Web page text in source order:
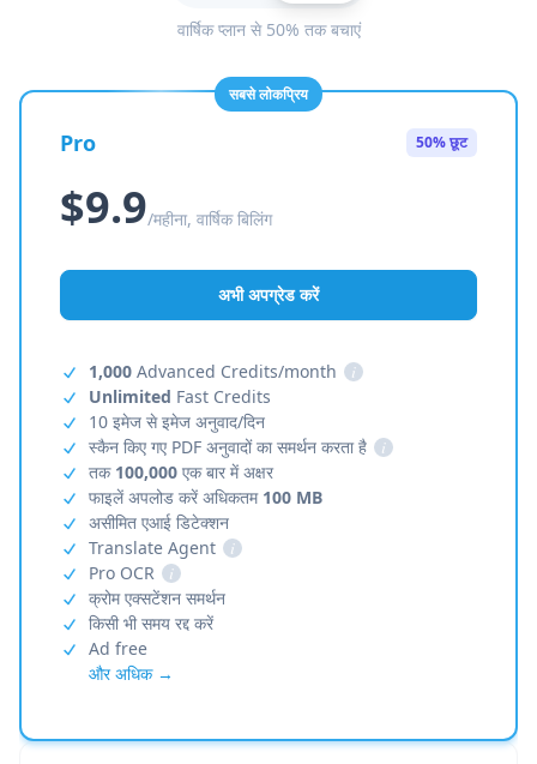
वार्षिक प्लान से 50% तक बचाएं
सबसे लोकप्रिय
Pro 50% छूट
$9.9/महीना, वार्षिक बिलिंग
अभी अपग्रेड करें
1,000 Advanced Credits/month
i
Unlimited Fast Credits
10 इमेज से इमेज अनुवाद/दिन
स्कैन किए गए PDF अनुवादों का समर्थन करता है
i
तक 100,000 एक बार में अक्षर
फाइलें अपलोड करें अधिकतम 100 MB
असीमित एआई डिटेक्शन
Translate Agent
i
Pro OCR
i
क्रोम एक्सटेंशन समर्थन
किसी भी समय रद्द करें
Ad free
और अधिक →